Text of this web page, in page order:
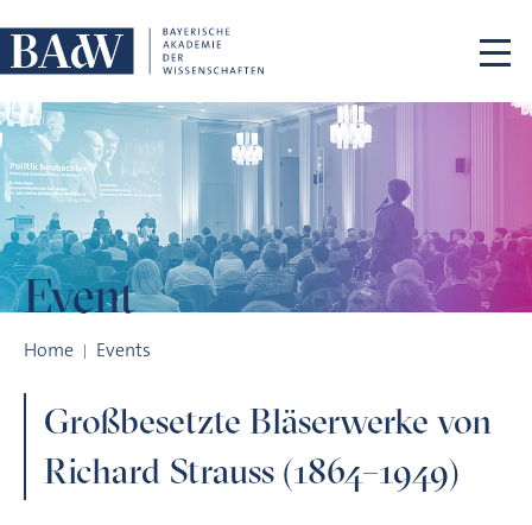
Event
Home Events
Großbesetzte Bläserwerke von
Richard Strauss (1864–1949)